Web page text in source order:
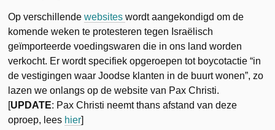
Op verschillendewebsiteswordt aangekondigd om de
komende weken te protesteren tegen Israëlisch
geïmporteerde voedingswaren die in ons land worden
verkocht. Er wordt specifiek opgeroepen tot boycotactie “in
de vestigingen waar Joodse klanten in de buurt wonen”, zo
lazen we onlangs op de website van Pax Christi.
[UPDATE: Pax Christi neemt thans afstand van deze
oproep, lees hier]